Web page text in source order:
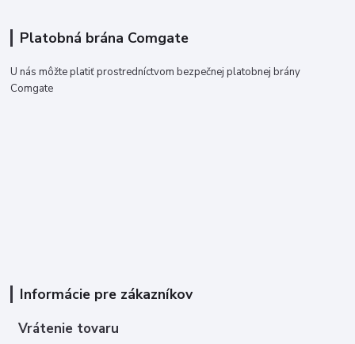
Platobná brána Comgate
U nás môžte platiť prostredníctvom bezpečnej platobnej brány
Comgate
Informácie pre zákazníkov
Vrátenie tovaru